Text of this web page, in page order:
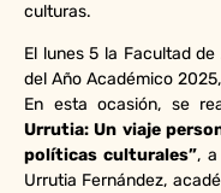
culturas.
El lunes 5 la Facultad
del Año Académico
En esta ocasión, se
Urrutia: Un viaje
políticas culturales”,
Urrutia Fernández,